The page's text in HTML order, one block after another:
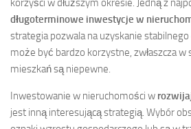
korzyści w dłuższym okresie. Jedną z
długoterminowe inwestycje w
strategia pozwala na uzyskanie
może być bardzo korzystne, zwłaszcza w
mieszkań są niepewne.
Inwestowanie w nieruchomości w
jest inną interesującą strategią. Wybór